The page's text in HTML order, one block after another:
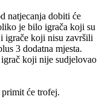
natjecanja dobiti će
je bilo igrača koji su
igrače koji nisu završili
3 dodatna mjesta.
koji nije sudjelovao
će trofej.